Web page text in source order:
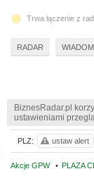
BiznesRadar.pl
ustawieniami
Akcje GPW • PLAZA
PLZ: ustaw alert
Trwa łączenie z
RADAR